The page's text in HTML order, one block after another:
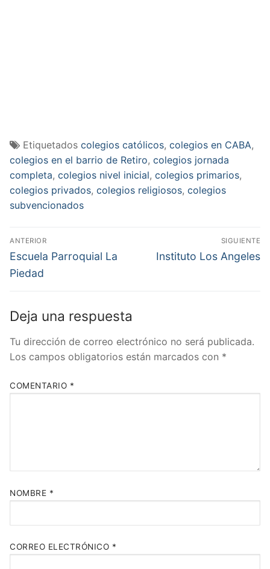
Etiquetados colegios católicos, colegios en CABA,
colegios en el barrio de Retiro, colegios jornada
completa, colegios nivel inicial, colegios primarios,
colegios privados, colegios religiosos, colegios
subvencionados
Navegación
de
entradas
ANTERIOR
Entrada
anterior:
Escuela Parroquial La
Piedad
SIGUIENTE
Entrada
Instituto Los Angeles
Deja una respuesta
Tu dirección de correo electrónico no será publicada.
Los campos obligatorios están marcados con *
COMENTARIO *
NOMBRE *
CORREO ELECTRÓNICO *